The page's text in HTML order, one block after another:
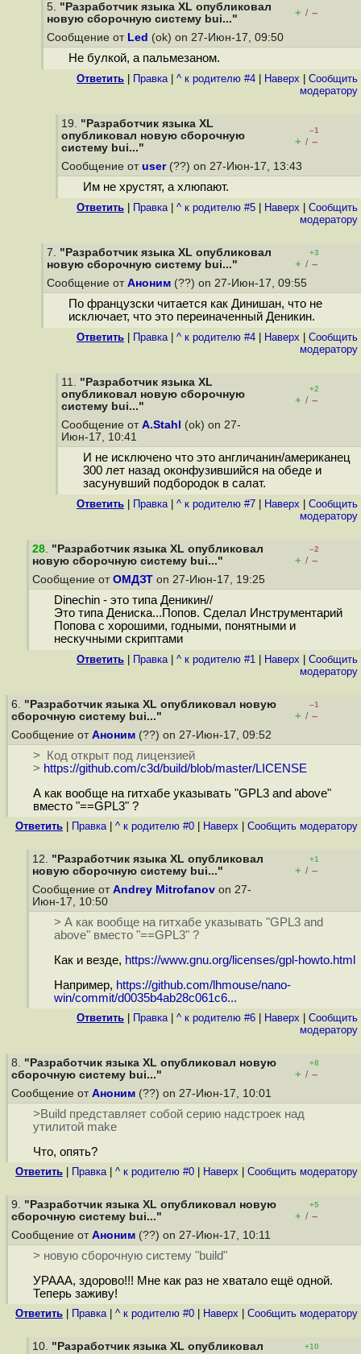
5. "Разработчик языка XL опубликовал
новую сборочную систему bui..."
+ / –
Сообщение от Led (ok) on 27-Июн-17, 09:50
Не булкой, а пальмезаном.
Ответить Правка| ^ к родителю #4 Наверх
Cообщить
модератору
19. "Разработчик языка XL
опубликовал новую сборочную
систему bui..."
–1
+ / –
Сообщение от user(??) on 27-Июн-17, 13:43
Им не хрустят, а хлюпают.
Ответить Правка| ^ к родителю #5 Наверх
Cообщить
модератору
7. "Разработчик языка XL опубликовал
новую сборочную систему bui..."
+3
+ / –
Сообщение от Аноним (??) on 27-Июн-17, 09:55
По французски читается как Динишан, что не
исключает, что это переиначенный Деникин.
Ответить Правка| ^ к родителю #4 Наверх
Cообщить
модератору
11. "Разработчик языка XL
опубликовал новую сборочную
систему bui..."
+2
+ / –
Сообщение от A.Stahl
(ok) on 27-
Июн-17, 10:41
И не исключено что это англичанин/американец
300 лет назад оконфузившийся на обеде и
засунувший подбородок в салат.
Ответить Правка| ^ к родителю #7 Наверх
Cообщить
модератору
28. "Разработчик языка XL опубликовал
новую сборочную систему bui..."
–2
+ / –
Сообщение от ОМДЗТ on 27-Июн-17, 19:25
Dinechin - это типа Деникин//
Это типа Дениска...Попов. Сделал Инструментарий
Попова с хорошими, годными, понятными и
нескучными скриптами
Ответить Правка| ^ к родителю #1 Наверх
Cообщить
модератору
6. "Разработчик языка XL опубликовал новую
сборочную систему bui..."
–1
+ / –
Сообщение от Аноним (??) on 27-Июн-17, 09:52
> Код открыт под лицензией
> https://github.com/c3d/build/blob/master/LICENSE
А как вообще на гитхабе указывать "GPL3 and above"
вместо "==GPL3" ?
Ответить Правка| ^ к родителю #0 Наверх Cообщить модератору
12. "Разработчик языка XL опубликовал
новую сборочную систему bui..."
+1
+ / –
Сообщение от Andrey Mitrofanov on 27-
Июн-17, 10:50
> А как вообще на гитхабе указывать "GPL3 and
above" вместо "==GPL3" ?
Как и везде, https://www.gnu.org/licenses/gpl-howto.html
Например, https://github.com/lhmouse/nano-
win/commit/d0035b4ab28c061c6...
Ответить Правка| ^ к родителю #6 Наверх
Cообщить
модератору
8. "Разработчик языка XL опубликовал новую
сборочную систему bui..."
+8
+ / –
Сообщение от Аноним (??) on 27-Июн-17, 10:01
>Build представляет собой серию надстроек над
утилитой make
Что, опять?
Ответить Правка| ^ к родителю #0 Наверх Cообщить модератору
9. "Разработчик языка XL опубликовал новую
сборочную систему bui..."
+5
+ / –
Сообщение от Аноним (??) on 27-Июн-17, 10:11
> новую сборочную систему "build"
УРААА, здорово!!! Мне как раз не хватало ещё одной.
Теперь заживу!
Ответить Правка| ^ к родителю #0 Наверх Cообщить модератору
10. "Разработчик языка XL опубликовал
+10